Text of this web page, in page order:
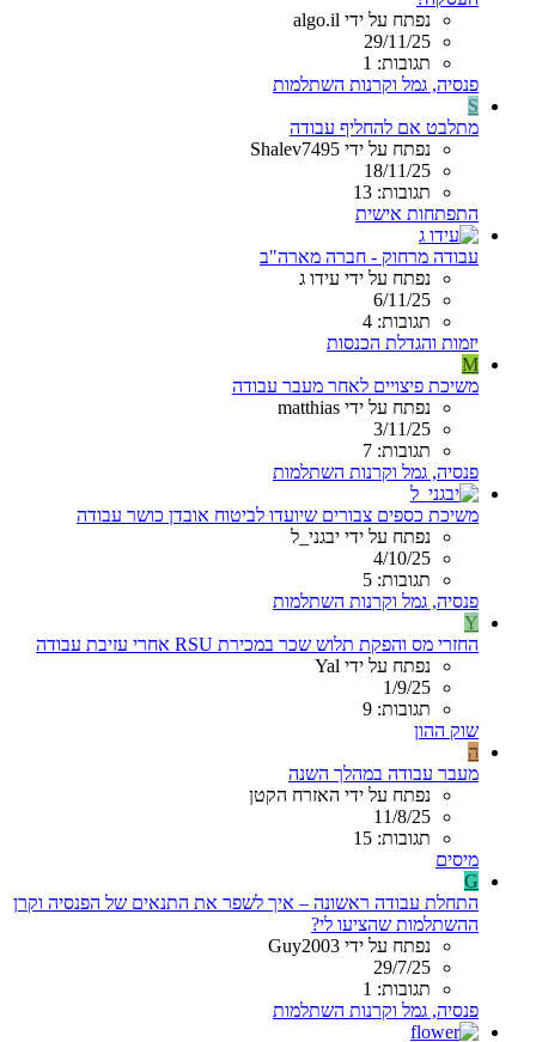
נפתח על ידי algo.il
29/11/25
תגובות: 1
פנסיה, גמל וקרנות השתלמות
S
מתלבט אם להחליף עבודה
נפתח על ידי Shalev7495
18/11/25
תגובות: 13
התפתחות אישית
עבודה מרחוק - חברה מארה"ב
נפתח על ידי עידו ג
6/11/25
תגובות: 4
יזמות והגדלת הכנסות
M
משיכת פיצויים לאחר מעבר עבודה
נפתח על ידי matthias
3/11/25
תגובות: 7
פנסיה, גמל וקרנות השתלמות
משיכת כספים צבורים שיועדו לביטוח אובדן כושר עבודה
נפתח על ידי יבגני_ל
4/10/25
תגובות: 5
פנסיה, גמל וקרנות השתלמות
Y
החזרי מס והפקת תלוש שכר במכירת RSU אחרי עזיבת עבודה
נפתח על ידי Yal
1/9/25
תגובות: 9
שוק ההון
ה
מעבר עבודה במהלך השנה
נפתח על ידי האזרח הקטן
11/8/25
תגובות: 15
מיסים
G
התחלת עבודה ראשונה – איך לשפר את התנאים של הפנסיה וקרן
ההשתלמות שהציעו לי?
נפתח על ידי Guy2003
29/7/25
תגובות: 1
פנסיה, גמל וקרנות השתלמות